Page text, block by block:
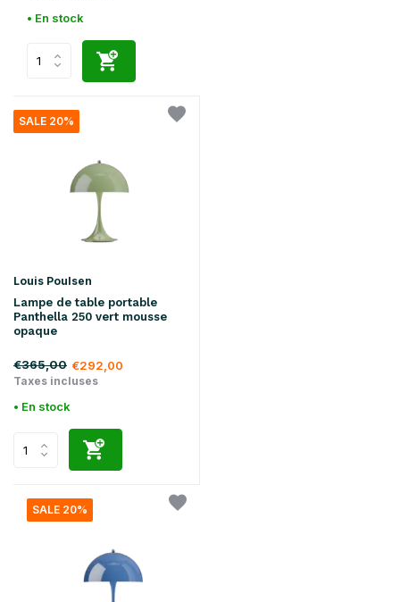
• En stock
SALE 20%
Louis Poulsen
Lampe de table portable
Panthella 250 vert mousse
opaque
€365,00 €292,00
Taxes incluses
• En stock
SALE 20%